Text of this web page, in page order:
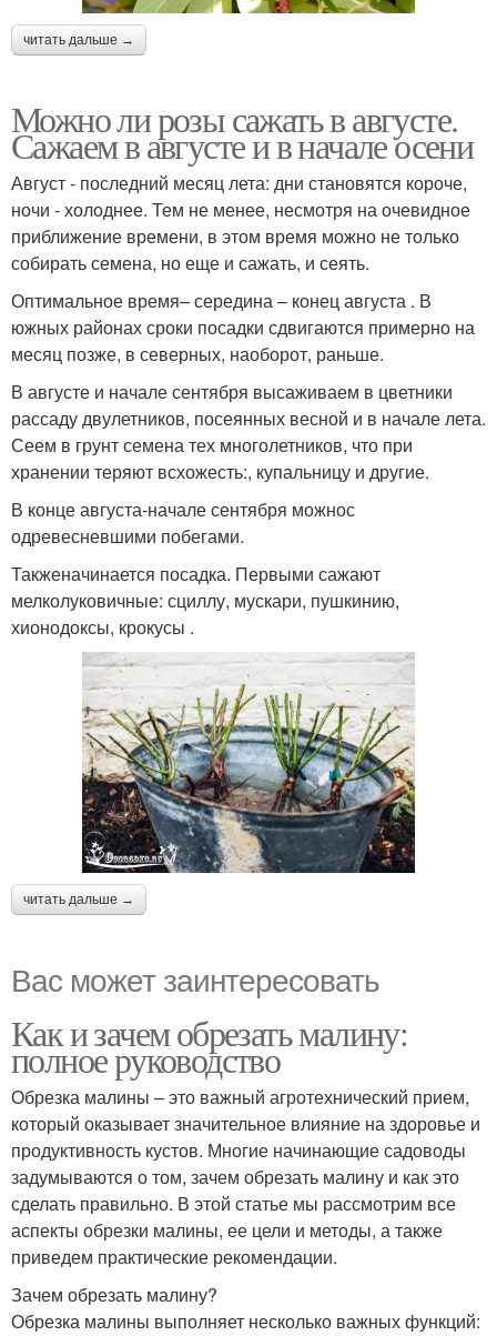
читать дальше →
Можно ли розы сажать в августе.
Сажаем в августе и в начале осени
Август - последний месяц лета: дни становятся короче,
ночи - холоднее. Тем не менее, несмотря на очевидное
приближение времени, в этом время можно не только
собирать семена, но еще и сажать, и сеять.
Оптимальное время– середина – конец августа . В
южных районах сроки посадки сдвигаются примерно на
месяц позже, в северных, наоборот, раньше.
В августе и начале сентября высаживаем в цветники
рассаду двулетников, посеянных весной и в начале лета.
Сеем в грунт семена тех многолетников, что при
хранении теряют всхожесть:, купальницу и другие.
В конце августа-начале сентября можнос
одревесневшими побегами.
Такженачинается посадка. Первыми сажают
мелколуковичные: сциллу, мускари, пушкинию,
хионодоксы, крокусы .
читать дальше →
Вас может заинтересовать
Как и зачем обрезать малину:
полное руководство
Обрезка малины – это важный агротехнический прием,
который оказывает значительное влияние на здоровье и
продуктивность кустов. Многие начинающие садоводы
задумываются о том, зачем обрезать малину и как это
сделать правильно. В этой статье мы рассмотрим все
аспекты обрезки малины, ее цели и методы, а также
приведем практические рекомендации.
Зачем обрезать малину?
Обрезка малины выполняет несколько важных функций: